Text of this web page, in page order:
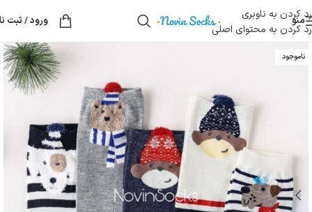
رد کردن به ناوبری
رد کردن به محتوای اصلی
منو ورود / ثبت
ناموجود